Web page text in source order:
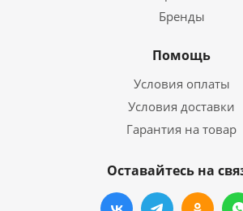
Бренды
Помощь
Условия оплаты
Условия доставки
Гарантия на товар
Оставайтесь на